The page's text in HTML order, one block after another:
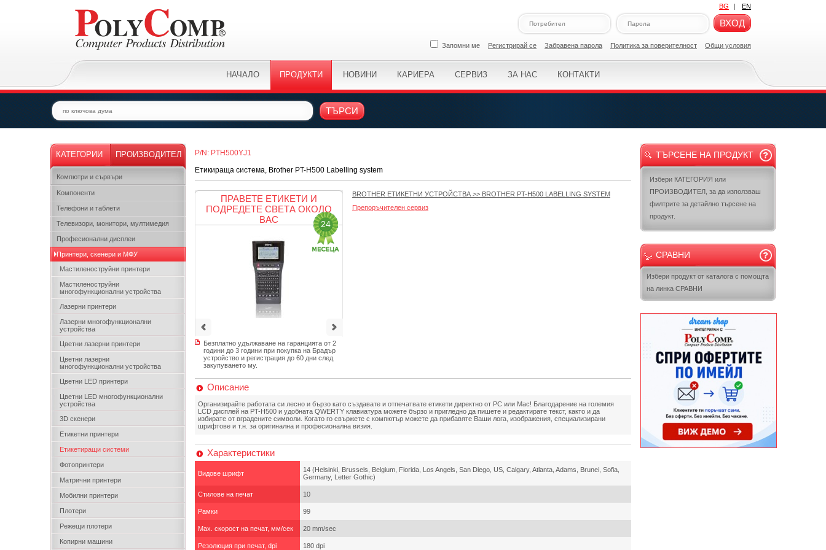
BG | EN
ВХОД
Запомни ме Регистрирай се Забравена парола Политикa за поверителност Общи условия
НАЧАЛО ПРОДУКТИ НОВИНИ КАРИЕРА СЕРВИЗ ЗА НАС КОНТАКТИ
ТЪРСИ
КАТЕГОРИИ ПРОИЗВОДИТЕЛ
Компютри и сървъри
Kомпоненти
Телефони и таблети
Телевизори, монитори, мултимедия
Професионални дисплеи
Принтери, скенери и МФУ
Мастиленоструйни принтери
Мастиленоструйни
многофункционални устройства
Лазерни принтери
Лазерни многофункционални
устройства
Цветни лазерни принтери
Цветни лазерни
многофункционални устройства
Цветни LED принтери
Цветни LED многофункционални
устройства
3D скенери
Етикетни принтери
Етикетиращи системи
Фотопринтери
Матрични принтери
Мобилни принтери
Плотери
Режещи плотери
Копирни машини
P/N: PTH500YJ1
Етикираща система, Brother PT-H500 Labelling system
ПРАВЕТЕ ЕТИКЕТИ И
ПОДРЕДЕТЕ СВЕТА ОКОЛО
ВАС
24
Безплатно удължаване на гаранцията от 2
години до 3 години при покупка на Брадър
устройство и регистрация до 60 дни след
закупуването му.
BROTHER ЕТИКЕТНИ УСТРОЙСТВА >> BROTHER PT-H500 LABELLING SYSTEM
Препоръчителен сервиз
Описание
Организирайте работата си лесно и бързо като създавате и отпечатвате етикети директно от PC или Mac! Благодарение на големия
LCD дисплей на PT-H500 и удобната QWERTY клавиатура можете бързо и пригледно да пишете и редактирате текст, както и да
избирате от вградените символи. Когато го свържете с компютър можете да прибавяте Ваши лога, изображения, специализирани
шрифтове и т.н. за оригинална и професионална визия.
Характеристики
Видове шрифт
14 (Helsinki, Brussels, Belgium, Florida, Los Angels, San Diego, US, Calgary, Atlanta, Adams, Brunei, Sofia,
Germany, Letter Gothic)
Стилове на печат 10
Рамки 99
Мах. скорост на печат, мм/сек 20 mm/sec
Резолюция при печат, dpi 180 dpi
ТЪРСЕНЕ НА ПРОДУКТ
Избери КАТЕГОРИЯ или
ПРОИЗВОДИТЕЛ, за да използваш
филтрите за детайлно търсене на
продукт.
СРАВНИ
Избери продукт от каталога с помощта
на линка СРАВНИ